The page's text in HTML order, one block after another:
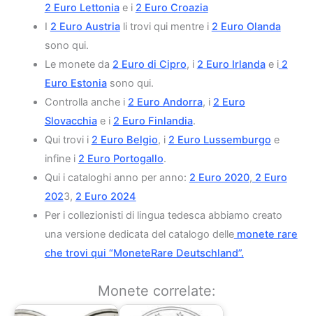
2 Euro Lettoniae i 2 Euro Croazia
I 2 Euro Austriali trovi qui mentre i 2 Euro Olanda
sono qui.
Le monete da 2 Euro di Cipro, i 2 Euro Irlandae i2
Euro Estoniasono qui.
Controlla anche i 2 Euro Andorra, i 2 Euro
Slovacchiae i 2 Euro Finlandia.
Qui trovi i 2 Euro Belgio, i 2 Euro Lussemburgo e
infine i 2 Euro Portogallo.
Qui i cataloghi anno per anno: 2 Euro 2020, 2 Euro
2023, 2 Euro 2024
Per i collezionisti di lingua tedesca abbiamo creato
una versione dedicata del catalogo dellemonete rare
che trovi qui “MoneteRare Deutschland”.
Monete correlate: